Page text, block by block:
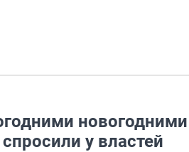
новогодними
у властей